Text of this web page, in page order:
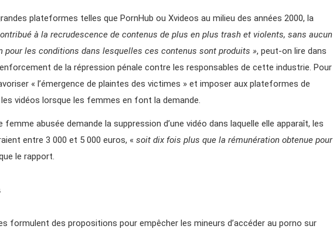
plateformes telles que PornHub ou Xvideos au milieu des années 2000, la
à la recrudescence de contenus de plus en plus trash et violents, sans aucun
pour les conditions dans lesquelles ces contenus sont produits », peut-on lire dans
de la répression pénale contre les responsables de cette industrie. Pour
« l’émergence de plaintes des victimes » et imposer aux plateformes de
vidéos lorsque les femmes en font la demande.
femme abusée demande la suppression d’une vidéo dans laquelle elle apparaît, les
entre 3 000 et 5 000 euros, « soit dix fois plus que la rémunération obtenue pour
le rapport.
formulent des propositions pour empêcher les mineurs d’accéder au porno sur